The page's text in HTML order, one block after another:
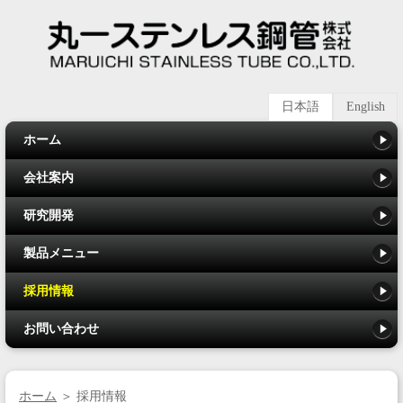
日本語 English
ホーム
会社案内
研究開発
製品メニュー
採用情報
お問い合わせ
ホーム ＞ 採用情報